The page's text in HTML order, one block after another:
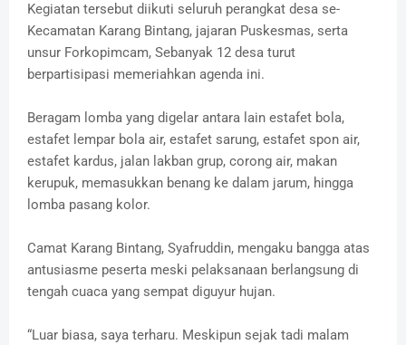
‎Kegiatan tersebut diikuti seluruh perangkat desa se-
Kecamatan Karang Bintang, jajaran Puskesmas, serta
unsur Forkopimcam, Sebanyak 12 desa turut
berpartisipasi memeriahkan agenda ini.
‎Beragam lomba yang digelar antara lain estafet bola,
estafet lempar bola air, estafet sarung, estafet spon air,
estafet kardus, jalan lakban grup, corong air, makan
kerupuk, memasukkan benang ke dalam jarum, hingga
lomba pasang kolor.
‎Camat Karang Bintang, Syafruddin, mengaku bangga atas
antusiasme peserta meski pelaksanaan berlangsung di
tengah cuaca yang sempat diguyur hujan.
‎“Luar biasa, saya terharu. Meskipun sejak tadi malam